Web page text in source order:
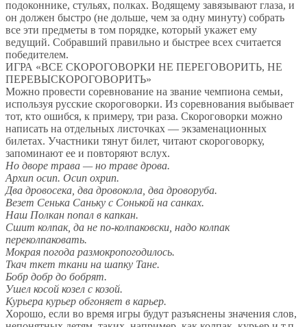
подоконнике, стульях, полках. Водящему завязывают глаза, и
он должен быстро (не дольше, чем за одну минуту) собрать
все эти предметы в том порядке, который укажет ему
ведущий. Собравший правильно и быстрее всех считается
победителем.
ИГРА «ВСЕ СКОРОГОВОРКИ НЕ ПЕРЕГОВОРИТЬ, НЕ
ПЕРЕВЫСКОРОГОВОРИТЬ»
Можно провести соревнование на звание чемпиона семьи,
используя русские скороговорки. Из соревнования выбывает
тот, кто ошибся, к примеру, три раза. Скороговорки можно
написать на отдельных листочках — экзаменационных
билетах. Участники тянут билет, читают скороговорку,
запоминают ее и повторяют вслух.
Но дворе трава — но траве дрова.
Архип осип. Осип охрип.
Два дровосека, два дровокола, два дроворуба.
Везет Сенька Саньку с Сонькой на санках.
Наш Полкан попал в капкан.
Сшит колпак, да не по-колпаковски, надо колпак
переколпаковать.
Мокрая погода размокропогодилось.
Ткач ткет ткани на шапку Тане.
Бобр добр до бобрят.
Ушел косой козел с козой.
Курьера курьер обгоняет в карьер.
Хорошо, если во время игры будут разъяснены значения слов,